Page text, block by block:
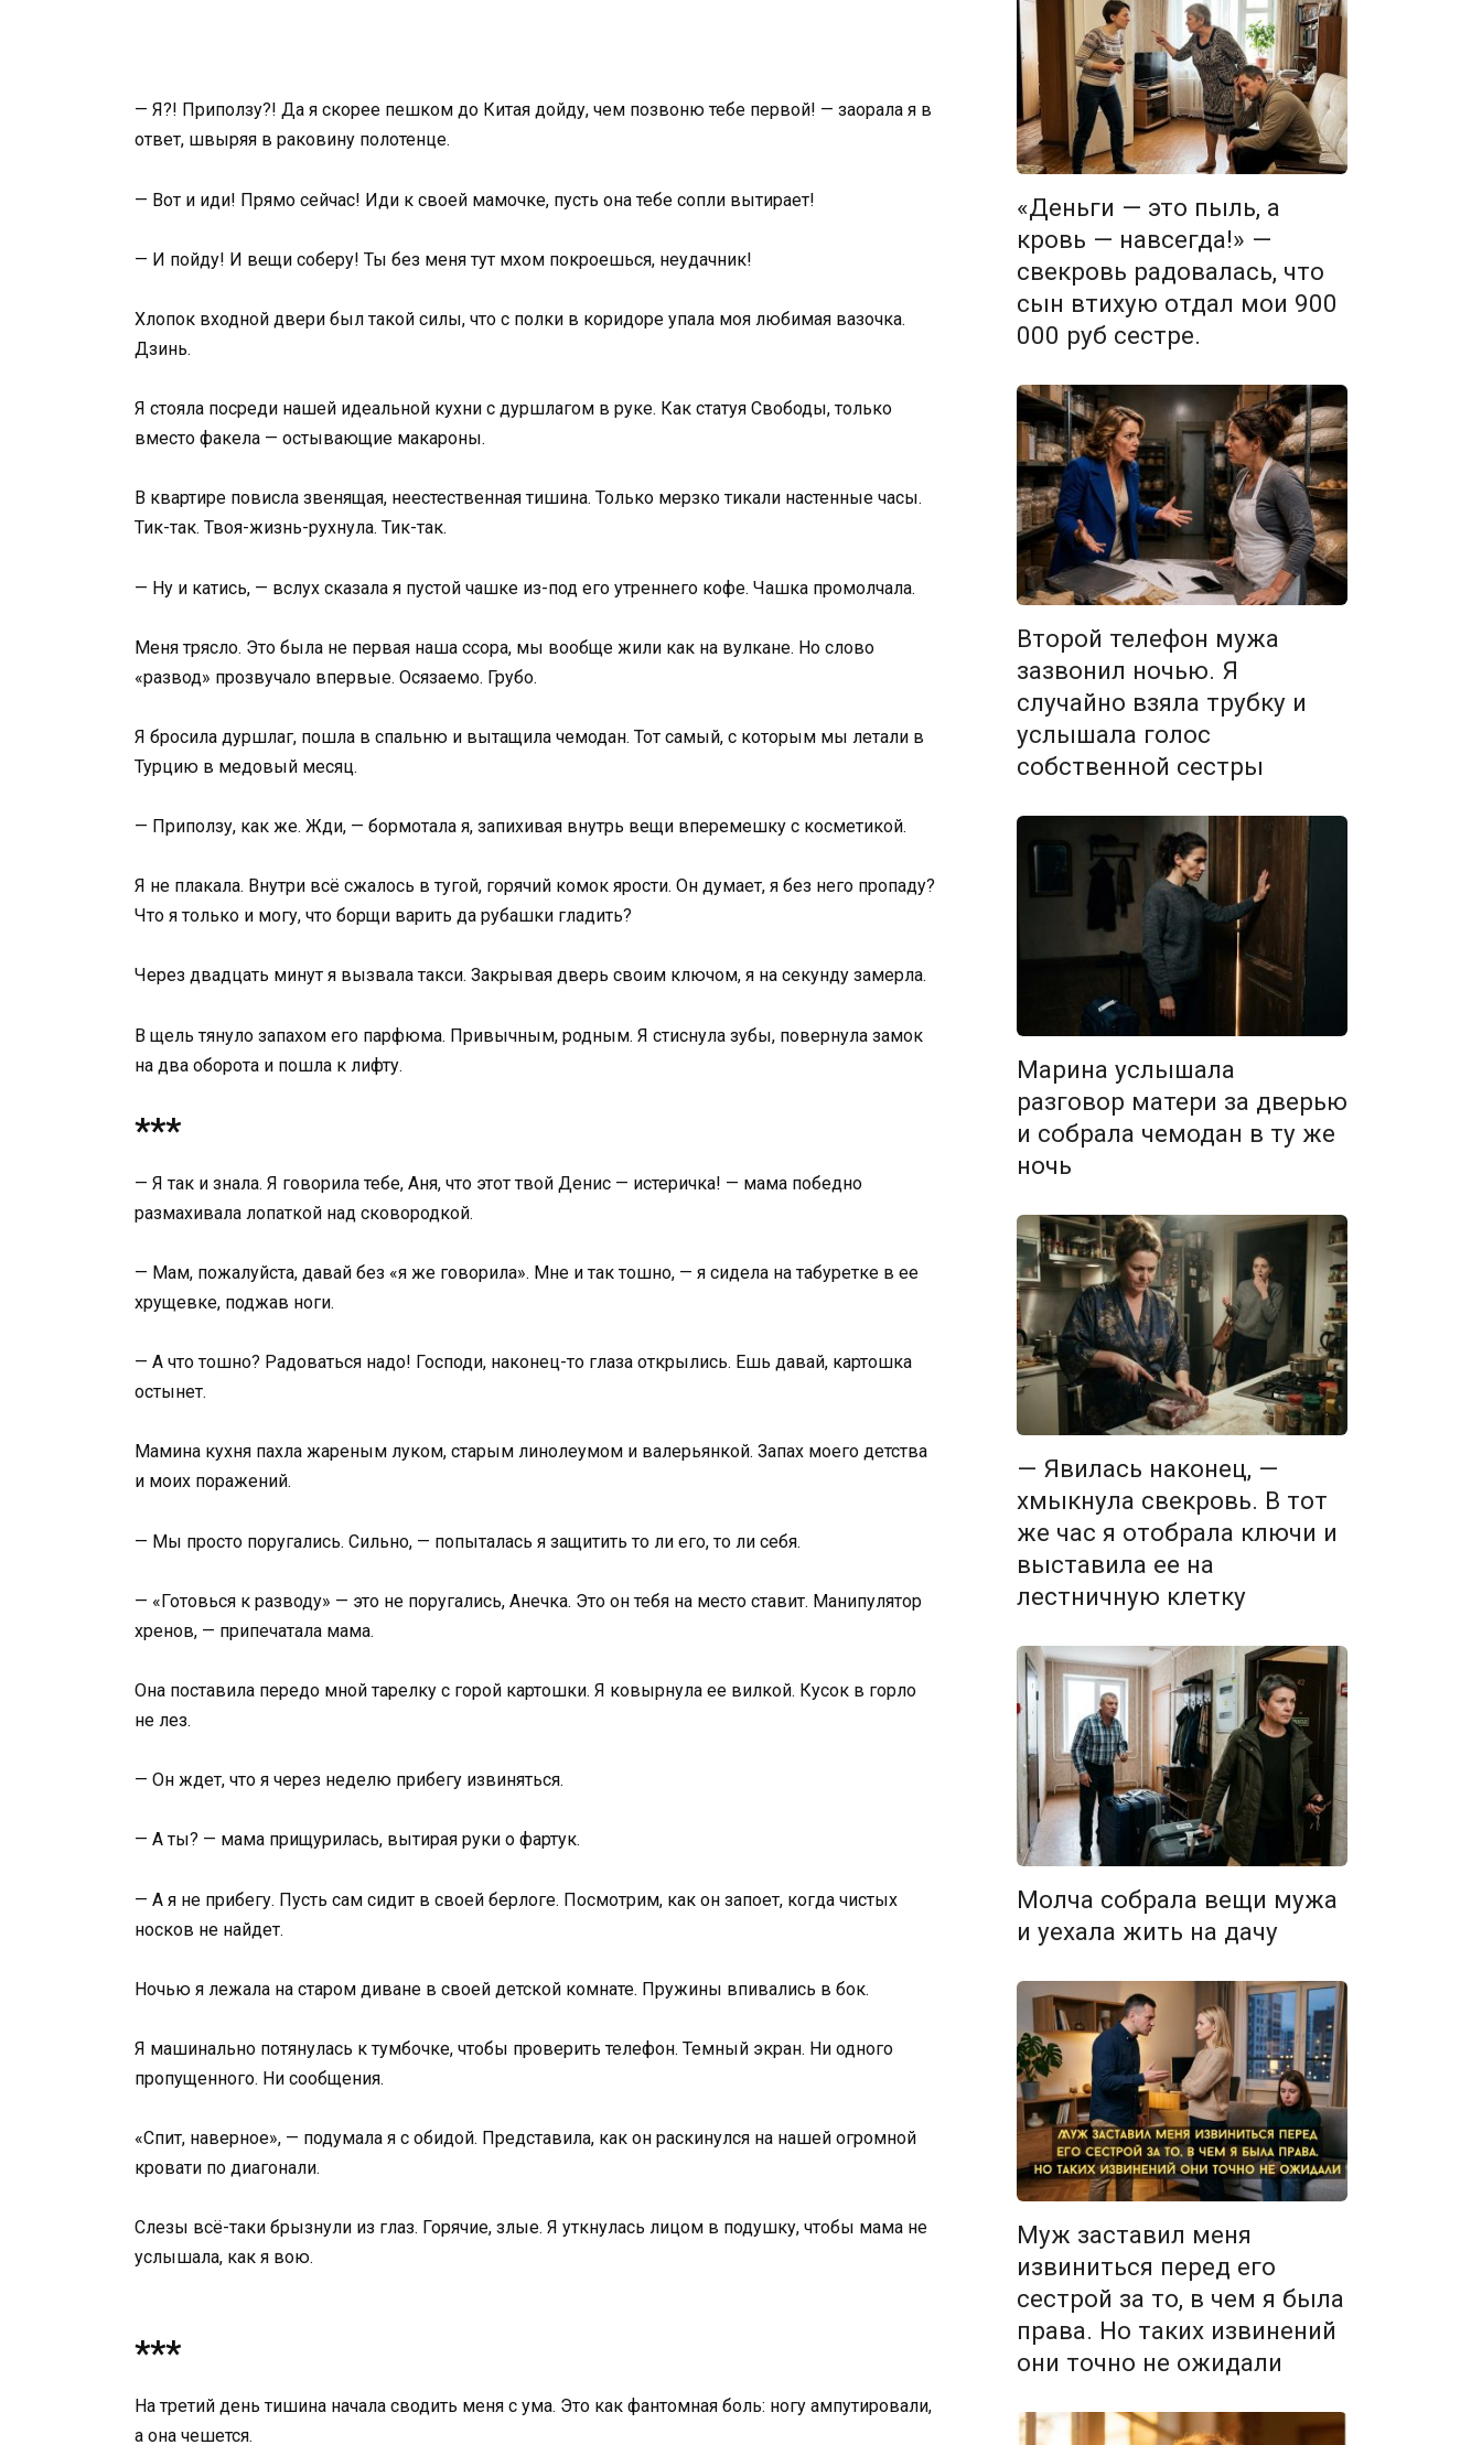
— Я?! Приползу?! Да я скорее пешком до Китая дойду, чем позвоню тебе первой! — заорала я в
ответ, швыряя в раковину полотенце.
— Вот и иди! Прямо сейчас! Иди к своей мамочке, пусть она тебе сопли вытирает!
— И пойду! И вещи соберу! Ты без меня тут мхом покроешься, неудачник!
Хлопок входной двери был такой силы, что с полки в коридоре упала моя любимая вазочка.
Дзинь.
Я стояла посреди нашей идеальной кухни с дуршлагом в руке. Как статуя Свободы, только
вместо факела — остывающие макароны.
В квартире повисла звенящая, неестественная тишина. Только мерзко тикали настенные часы.
Тик-так. Твоя-жизнь-рухнула. Тик-так.
— Ну и катись, — вслух сказала я пустой чашке из-под его утреннего кофе. Чашка промолчала.
Меня трясло. Это была не первая наша ссора, мы вообще жили как на вулкане. Но слово
«развод» прозвучало впервые. Осязаемо. Грубо.
Я бросила дуршлаг, пошла в спальню и вытащила чемодан. Тот самый, с которым мы летали в
Турцию в медовый месяц.
— Приползу, как же. Жди, — бормотала я, запихивая внутрь вещи вперемешку с косметикой.
Я не плакала. Внутри всё сжалось в тугой, горячий комок ярости. Он думает, я без него пропаду?
Что я только и могу, что борщи варить да рубашки гладить?
Через двадцать минут я вызвала такси. Закрывая дверь своим ключом, я на секунду замерла.
В щель тянуло запахом его парфюма. Привычным, родным. Я стиснула зубы, повернула замок
на два оборота и пошла к лифту.
***
— Я так и знала. Я говорила тебе, Аня, что этот твой Денис — истеричка! — мама победно
размахивала лопаткой над сковородкой.
— Мам, пожалуйста, давай без «я же говорила». Мне и так тошно, — я сидела на табуретке в ее
хрущевке, поджав ноги.
— А что тошно? Радоваться надо! Господи, наконец-то глаза открылись. Ешь давай, картошка
остынет.
Мамина кухня пахла жареным луком, старым линолеумом и валерьянкой. Запах моего детства
и моих поражений.
— Мы просто поругались. Сильно, — попыталась я защитить то ли его, то ли себя.
— «Готовься к разводу» — это не поругались, Анечка. Это он тебя на место ставит. Манипулятор
хренов, — припечатала мама.
Она поставила передо мной тарелку с горой картошки. Я ковырнула ее вилкой. Кусок в горло
не лез.
— Он ждет, что я через неделю прибегу извиняться.
— А ты? — мама прищурилась, вытирая руки о фартук.
— А я не прибегу. Пусть сам сидит в своей берлоге. Посмотрим, как он запоет, когда чистых
носков не найдет.
Ночью я лежала на старом диване в своей детской комнате. Пружины впивались в бок.
Я машинально потянулась к тумбочке, чтобы проверить телефон. Темный экран. Ни одного
пропущенного. Ни сообщения.
«Спит, наверное», — подумала я с обидой. Представила, как он раскинулся на нашей огромной
кровати по диагонали.
Слезы всё-таки брызнули из глаз. Горячие, злые. Я уткнулась лицом в подушку, чтобы мама не
услышала, как я вою.
***
На третий день тишина начала сводить меня с ума. Это как фантомная боль: ногу ампутировали,
а она чешется.
«Деньги — это пыль, а
кровь — навсегда!» —
свекровь радовалась, что
сын втихую отдал мои 900
000 руб сестре.
Второй телефон мужа
зазвонил ночью. Я
случайно взяла трубку и
услышала голос
собственной сестры
Марина услышала
разговор матери за дверью
и собрала чемодан в ту же
ночь
— Явилась наконец, —
хмыкнула свекровь. В тот
же час я отобрала ключи и
выставила ее на
лестничную клетку
Молча собрала вещи мужа
и уехала жить на дачу
Муж заставил меня
извиниться перед его
сестрой за то, в чем я была
права. Но таких извинений
они точно не ожидали